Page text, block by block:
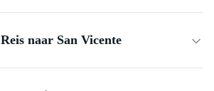
Reis naar San Vicente